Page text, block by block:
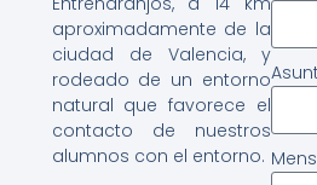
aproximadamente de la
ciudad de Valencia, y
rodeado de un entorno
natural que favorece el
contacto de nuestros
alumnos con el entorno.